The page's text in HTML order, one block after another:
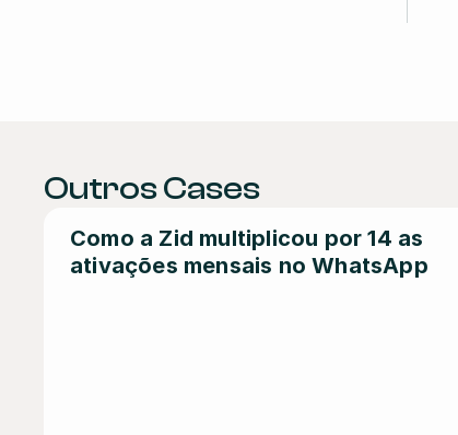
Outros Cases
Como a Zid multiplicou por 14 as
ativações mensais no WhatsApp